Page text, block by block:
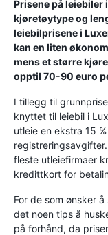
Prisene på leiebiler
kjøretøytype og
leiebilprisene i
kan en liten
mens et større
opptil 70-90 euro
I tillegg til
knyttet til leiebil i
utleie en ekstra 15
fleste utleiefirmaer
kredittkort for
For de som ønsker
det noen tips å
på forhånd, da